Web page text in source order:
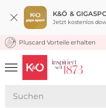
K&Ö &
Jetzt kostenlos
KOSTENLOSER
Pluscard Vorteile erhalten
UNSERE APP
CLICK &